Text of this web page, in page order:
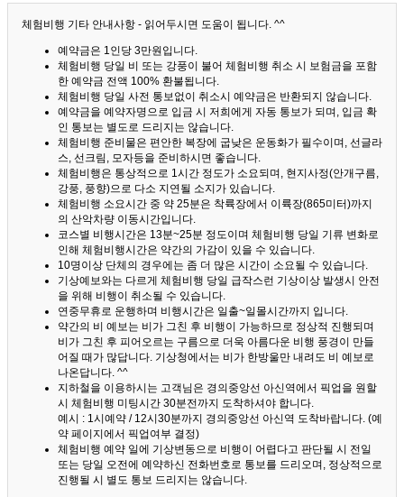
체험비행 기타 안내사항 - 읽어두시면 도움이 됩니다. ^^
예약금은 1인당 3만원입니다.
체험비행 당일 비 또는 강풍이 불어 체험비행 취소 시 보험금을 포함
한 예약금 전액 100% 환불됩니다.
체험비행 당일 사전 통보없이 취소시 예약금은 반환되지 않습니다.
예약금을 예약자명으로 입금 시 저희에게 자동 통보가 되며, 입금 확
인 통보는 별도로 드리지는 않습니다.
체험비행 준비물은 편안한 복장에 굽낮은 운동화가 필수이며, 선글라
스, 선크림, 모자등을 준비하시면 좋습니다.
체험비행은 통상적으로 1시간 정도가 소요되며, 현지사정(안개구름,
강풍, 풍향)으로 다소 지연될 소지가 있습니다.
체험비행 소요시간 중 약 25분은 착륙장에서 이륙장(865미터)까지
의 산악차량 이동시간입니다.
코스별 비행시간은 13분~25분 정도이며 체험비행 당일 기류 변화로
인해 체험비행시간은 약간의 가감이 있을 수 있습니다.
10명이상 단체의 경우에는 좀 더 많은 시간이 소요될 수 있습니다.
기상예보와는 다르게 체험비행 당일 급작스런 기상이상 발생시 안전
을 위해 비행이 취소될 수 있습니다.
연중무휴로 운행하며 비행시간은 일출~일몰시간까지 입니다.
약간의 비 예보는 비가 그친 후 비행이 가능하므로 정상적 진행되며
비가 그친 후 피어오르는 구름으로 더욱 아름다운 비행 풍경이 만들
어질 때가 많답니다. 기상청에서는 비가 한방울만 내려도 비 예보로
나온답니다. ^^
지하철을 이용하시는 고객님은 경의중앙선 아신역에서 픽업을 원할
시 체험비행 미팅시간 30분전까지 도착하셔야 합니다.
예시 : 1시예약 / 12시30분까지 경의중앙선 아신역 도착바랍니다. (예
약 페이지에서 픽업여부 결정)
체험비행 예약 일에 기상변동으로 비행이 어렵다고 판단될 시 전일
또는 당일 오전에 예약하신 전화번호로 통보를 드리오며, 정상적으로
진행될 시 별도 통보 드리지는 않습니다.